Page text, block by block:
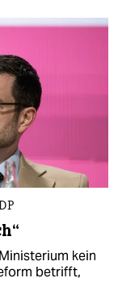
kein
betrifft,